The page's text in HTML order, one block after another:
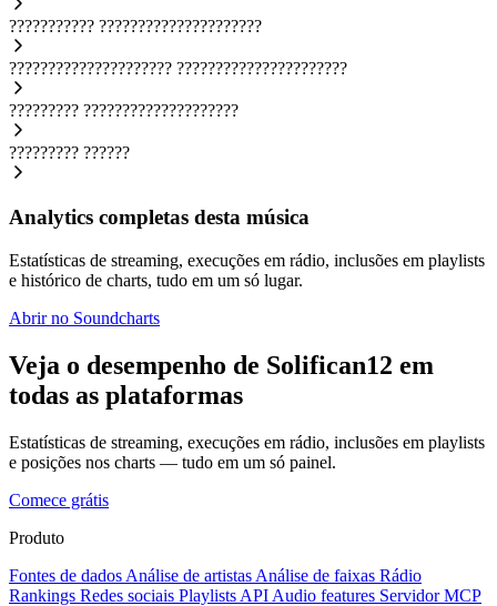
??????????? ?????????????????????
????????????????????? ??????????????????????
????????? ????????????????????
????????? ??????
Analytics completas desta música
Estatísticas de streaming, execuções em rádio, inclusões em playlists
e histórico de charts, tudo em um só lugar.
Abrir no Soundcharts
Veja o desempenho de Solifican12 em
todas as plataformas
Estatísticas de streaming, execuções em rádio, inclusões em playlists
e posições nos charts — tudo em um só painel.
Comece grátis
Produto
Fontes de dados Análise de artistas Análise de faixas Rádio
Rankings Redes sociais Playlists API Audio features Servidor MCP